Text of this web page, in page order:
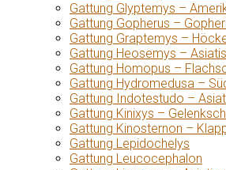
Gattung Glyptemys –
Gattung Gopherus –
Gattung Graptemys –
Gattung Heosemys –
Gattung Homopus –
Gattung Hydromedusa –
Gattung Indotestudo –
Gattung Kinixys –
Gattung Kinosternon –
Gattung Lepidochelys
Gattung Leucocephalon